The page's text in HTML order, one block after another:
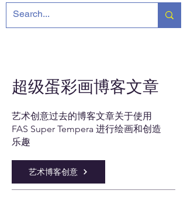
超级蛋彩画博客文章
艺术创意过去的博客文章关于使用
FAS Super Tempera 进行绘画和创造
乐趣
艺术博客创意